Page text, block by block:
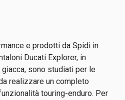
e prodotti da Spidi in
Ducati Explorer, in
giacca, sono studiati per le
realizzare un completo
touring-enduro. Per